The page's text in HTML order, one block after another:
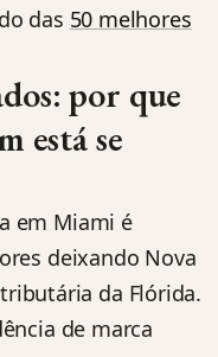
das 50 melhores
por que
está se
em Miami é
deixando Nova
da Flórida.
de marca